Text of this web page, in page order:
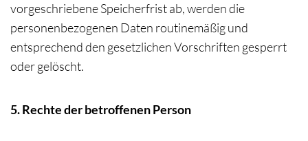
vorgeschriebene Speicherfrist ab, werden die
personenbezogenen Daten routinemäßig und
entsprechend den gesetzlichen Vorschriften gesperrt
oder gelöscht.
5. Rechte der betroffenen Person